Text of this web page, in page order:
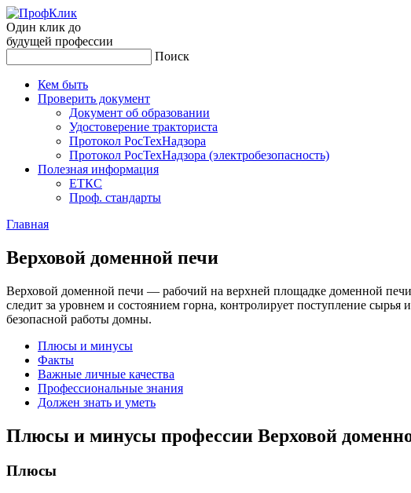
Один клик до
будущей профессии
Поиск
Кем быть
Проверить документ
Документ об образовании
Удостоверение тракториста
Протокол РосТехНадзора
Протокол РосТехНадзора (электробезопасность)
Полезная информация
ЕТКС
Проф. стандарты
Главная
Вер­хо­вой до­мен­ной пе­чи
Верховой доменной печи — рабочий на верхней площадке доменной
следит за уровнем и состоянием горна, контролирует поступление
безопасной работы домны.
Плюсы и минусы
Факты
Важные личные качества
Профессиональные знания
Должен знать и уметь
Плюсы и минусы профессии Верховой
Плюсы